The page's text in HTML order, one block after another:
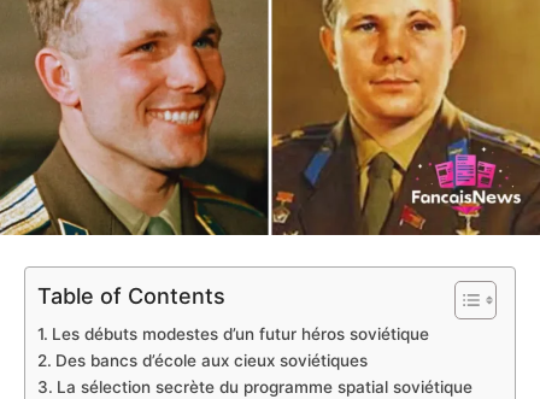
Table of Contents
Les débuts modestes d’un futur héros soviétique
Des bancs d’école aux cieux soviétiques
La sélection secrète du programme spatial soviétique